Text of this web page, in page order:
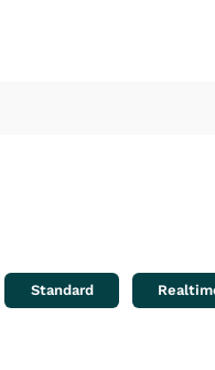
Standard